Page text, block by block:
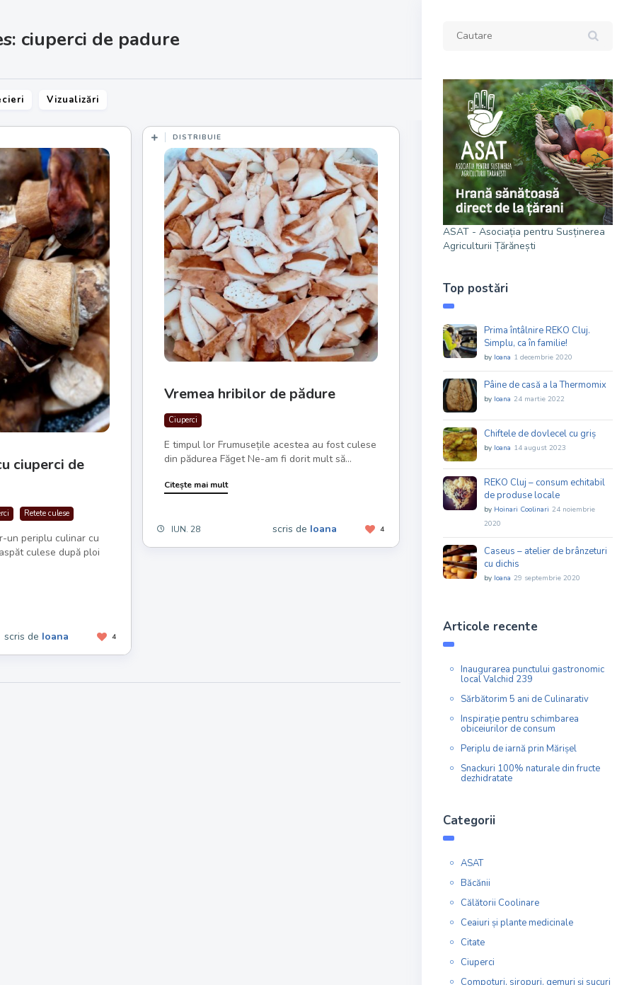
ciuperci de padure
Vizualizări
ciuperci de
Retete culese
un periplu culinar cu
culese după ploi
4
scris de Ioana
DISTRIBUIE
Vremea hribilor de pădure
Ciuperci
E timpul lor Frumusețile acestea au fost culese
din pădurea Făget Ne-am fi dorit mult să...
Citește mai mult
IUN. 28 4
scris de Ioana
ASAT - Asociația pentru Susținerea
Agriculturii Țărănești
Top postări
Prima întâlnire REKO Cluj.
Simplu, ca în familie!
by Ioana 1 decembrie 2020
Pâine de casă a la Thermomix
by Ioana 24 martie 2022
Chiftele de dovlecel cu griș
by Ioana 14 august 2023
REKO Cluj – consum echitabil
de produse locale
by Hoinari Coolinari 24 noiembrie
2020
Caseus – atelier de brânzeturi
cu dichis
by Ioana 29 septembrie 2020
Articole recente
Inaugurarea punctului gastronomic
local Valchid 239
Sărbătorim 5 ani de Culinarativ
Inspirație pentru schimbarea
obiceiurilor de consum
Periplu de iarnă prin Mărișel
Snackuri 100% naturale din fructe
dezhidratate
Categorii
ASAT
Băcănii
Călătorii Coolinare
Ceaiuri și plante medicinale
Citate
Ciuperci